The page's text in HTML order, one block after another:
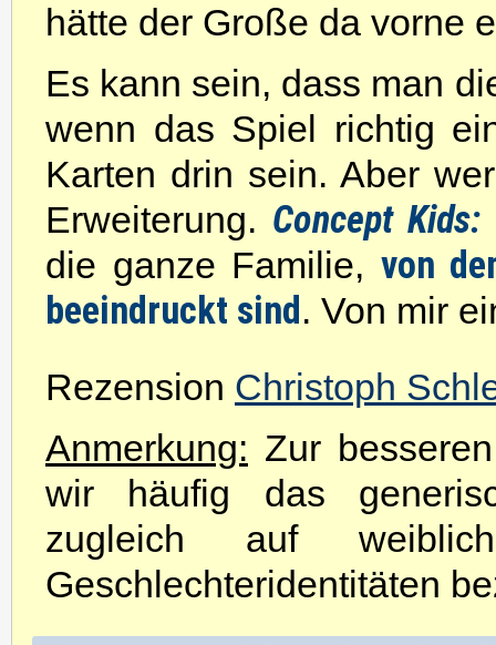
hätte der Große da vorne
Es kann sein, dass man
wenn das Spiel richtig
Karten drin sein. Aber
Erweiterung. Concept Kids:
die ganze Familie, von
beeindruckt sind . Von mir
Rezension Christoph
Anmerkung: Zur
wir häufig das
zugleich auf
Geschlechteridentitäten